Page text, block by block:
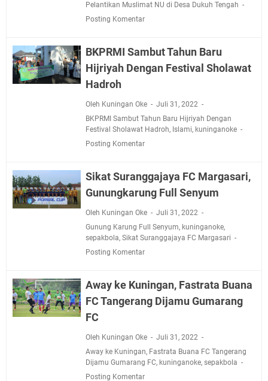
Pelantikan Muslimat NU di Desa Dukuh Tengah
Posting Komentar
BKPRMI Sambut Tahun Baru
Hijriyah Dengan Festival Sholawat
Hadroh
Oleh Kuningan Oke
Juli 31, 2022
BKPRMI Sambut Tahun Baru Hijriyah Dengan
Festival Sholawat Hadroh, Islami, kuninganoke
Posting Komentar
Sikat Suranggajaya FC Margasari,
Gunungkarung Full Senyum
Oleh Kuningan Oke
Juli 31, 2022
Gunung Karung Full Senyum, kuninganoke,
sepakbola, Sikat Suranggajaya FC Margasari
Posting Komentar
Away ke Kuningan, Fastrata Buana
FC Tangerang Dijamu Gumarang
FC
Oleh Kuningan Oke
Juli 31, 2022
Away ke Kuningan, Fastrata Buana FC Tangerang
Dijamu Gumarang FC, kuninganoke, sepakbola
Posting Komentar